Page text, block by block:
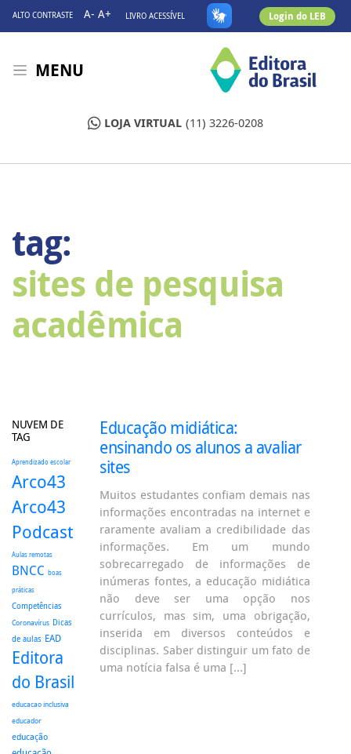
ALTO CONTRASTE A- A+ LIVRO ACESSÍVEL Login do LEB
MENU
LOJA VIRTUAL (11) 3226-0208
tag:
sites de pesquisa
acadêmica
NUVEM DE
TAG
Aprendizado escolar
Arco43
Arco43
Podcast
Aulas remotas
BNCC boas
práticas
Competências
Coronavírus Dicas
de aulas EAD
Editora
do Brasil
educacao inclusiva
educador
educação
Educação midiática:
ensinando os alunos a avaliar
sites
Muitos estudantes confiam demais nas
informações encontradas na internet e
raramente avaliam a credibilidade das
informações. Em um mundo
sobrecarregado de informações de
inúmeras fontes, a educação midiática
não deve ser uma opção nos
currículos, mas sim, uma obrigação,
inserida em diversos conteúdos e
disciplinas. Saber distinguir um fato de
uma notícia falsa é uma […]